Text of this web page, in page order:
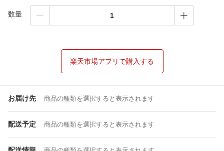
数量
楽天市場アプリで購入する
お届け先 商品の種類を選択すると表示されます
配送予定 商品の種類を選択すると表示されます